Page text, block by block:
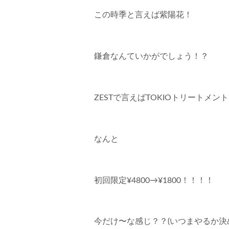
この時季と言えば紫陽花！
鎌倉なんていかがでしょう！？
ZESTで言えばTOKIOトリートメント
なんと
初回限定¥4800→¥1800！！！！
今だけ〜な感じ？？(いつまやるか